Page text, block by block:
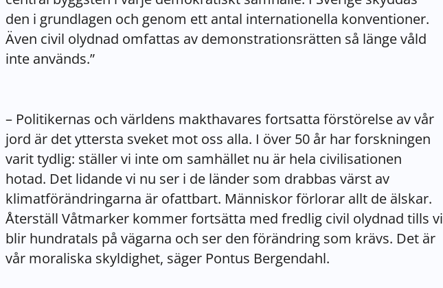
den i grundlagen och genom ett antal internationella konventioner.
Även civil olydnad omfattas av demonstrationsrätten så länge våld
inte används.”
– Politikernas och världens makthavares fortsatta förstörelse av vår
jord är det yttersta sveket mot oss alla. I över 50 år har forskningen
varit tydlig: ställer vi inte om samhället nu är hela civilisationen
hotad. Det lidande vi nu ser i de länder som drabbas värst av
klimatförändringarna är ofattbart. Människor förlorar allt de älskar.
Återställ Våtmarker kommer fortsätta med fredlig civil olydnad tills vi
blir hundratals på vägarna och ser den förändring som krävs. Det är
vår moraliska skyldighet, säger Pontus Bergendahl.